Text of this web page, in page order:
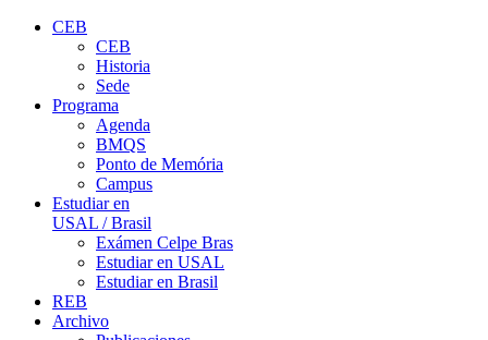
CEB
CEB
Historia
Sede
Programa
Agenda
BMQS
Ponto de Memória
Campus
Estudiar en
USAL / Brasil
Exámen Celpe Bras
Estudiar en USAL
Estudiar en Brasil
REB
Archivo